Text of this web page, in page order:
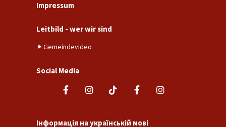
Impressum
Leitbild - wer wir sind
Gemeindevideo
Social Media
Інформація на українській мові